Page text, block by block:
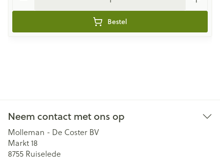
Bestel
Neem contact met ons op
Molleman - De Coster BV
Markt 18
8755 Ruiselede